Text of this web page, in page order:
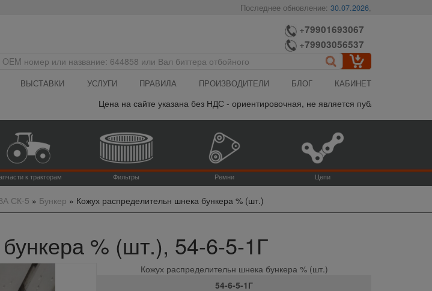
Последнее обновление:30.07.2026,
+79901693067
+79903056537
ВЫСТАВКИ УСЛУГИ ПРАВИЛА ПРОИЗВОДИТЕЛИ БЛОГ КАБИНЕТ
Цена на сайте указана без НДС - ориентировочная, не является публичной
к тракторам Фильтры Ремни Цепи
СК-5 » Бункер » Кожух распределительн шнека бункера % (шт.)
% (шт.), 54-6-5-1Г
Кожух распределительн шнека бункера % (шт.)
54-6-5-1Г